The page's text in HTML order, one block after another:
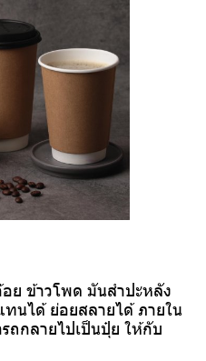
ย ข้าวโพด มันสำปะหลัง
นได้ ย่อยสลายได้ ภายใน
ถกลายไปเป็นปุ๋ย ให้กับ